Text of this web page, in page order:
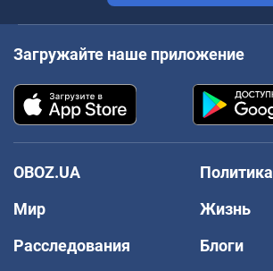
Загружайте наше приложение
OBOZ.UA
Политика
Мир
Жизнь
Расследования
Блоги